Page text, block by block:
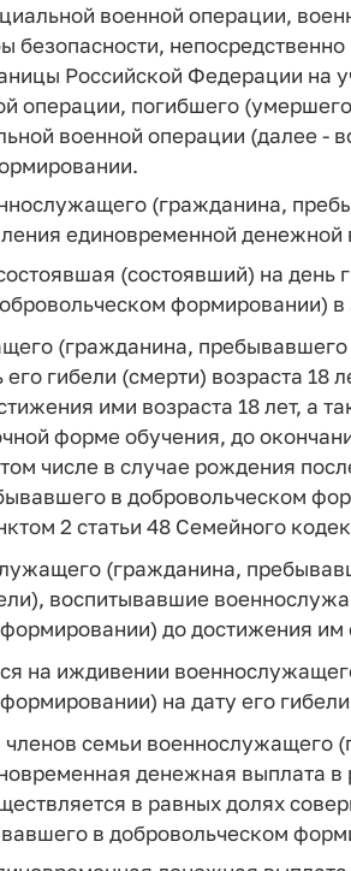
военной операции,
безопасности,
Российской Федерации
операции, погибшего
военной операции (далее
(гражданина,
единовременной денежной
(состоявший) на
формировании) в
(гражданина,
гибели (смерти) возраста 18
ими возраста 18 лет, а
форме обучения, до
том числе в случае рождения
в добровольческом
2 статьи 48 Семейного
(гражданина,
воспитывавшие
до достижения им
на иждивении
на дату его
членов семьи
денежная выплата в
в равных долях
в добровольческом